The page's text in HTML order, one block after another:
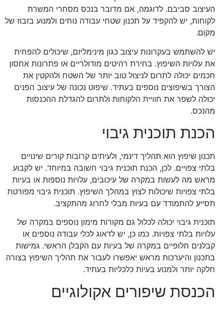
העיצוב סביבם. לדוגמה, אם מדובר בנכס מסחרי המשרת
לקוחות, יש להקפיד על תכנון שטחי עבודה נוחים ולמנוע בזבוז של
מקום.
יש להשתמש בעקרונות עיצוב כגון מינימליזם, שיכולים להפחית
את עלויות השיפוץ. בחירת רהיטים מודולריים או פתרונות אחסון
חכמים יכולה לתרום לניצול טוב יותר של השטח ולהקטין את
הצורך בשיפוצים נוספים בעתיד. שיפוט נכונה של עיצוב הפנים
יכולה לשפר את חוויית הלקוחות ולתרום להגדלת ההכנסות
מהנכס.
הכנת תוכנית גיבוי
תכנון שיפוץ הוא תהליך דינמי, ולעיתים קרובות קורים שינויים
בלתי צפויים. לכן, הכנת תוכנית גיבוי חשובה במיוחד. יש לקבוע
מראש מה לעשות במקרה של עיכובים, עלויות נוספות או בעיות
בלתי צפויות שיכולות לצוץ במהלך השיפוץ. תוכנית גיבוי מפורטת
תסייע להתמודד עם בעיות מבלי לחרוג מהתקציב.
תוכנית גיבוי יכולה לכלול גם מקורות מימון נוספים במקרה של
עלויות בלתי צפויות. כמו כן, יש לדאוג לכלי עבודה נוספים או
קבלנים חלופיים במקרה של בעיות עם הקבלן הראשי. גמישות
בתכנון והיערכות מראש יאפשרו לעבור את תהליך השיפוץ בצורה
חלקה יותר ולמנוע בעיות כלכליות בעתיד.
הכנסת שיפורים אקולוגיים